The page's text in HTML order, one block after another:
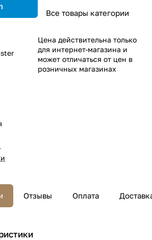
Все товары категории
Цена действительна только
для интернет-магазина и
может отличаться от цен в
розничных магазинах
Отзывы Оплата